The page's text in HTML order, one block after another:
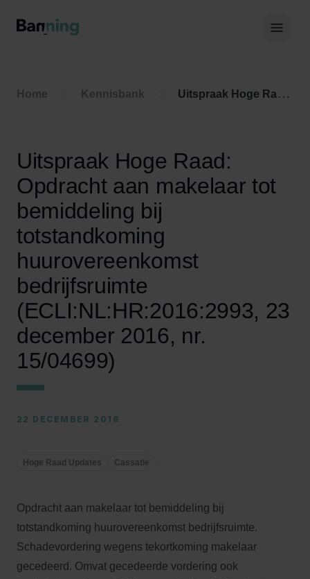
Home Kennisbank Uitspraak Hoge Raad: Opdracht aan makelaar tot bemiddeling bij totstandkoming huurovereenkomst bedrijfsruimte (ECLI:NL:HR:2016:2993, 23 december 2016, nr. 15/04699)
Uitspraak Hoge Raad:
Opdracht aan makelaar tot
bemiddeling bij
totstandkoming
huurovereenkomst
bedrijfsruimte
(ECLI:NL:HR:2016:2993, 23
december 2016, nr.
15/04699)
22 DECEMBER 2016
Hoge Raad Updates Cassatie
Opdracht aan makelaar tot bemiddeling bij
totstandkoming huurovereenkomst bedrijfsruimte.
Schadevordering wegens tekortkoming makelaar
gecedeerd. Omvat gecedeerde vordering ook